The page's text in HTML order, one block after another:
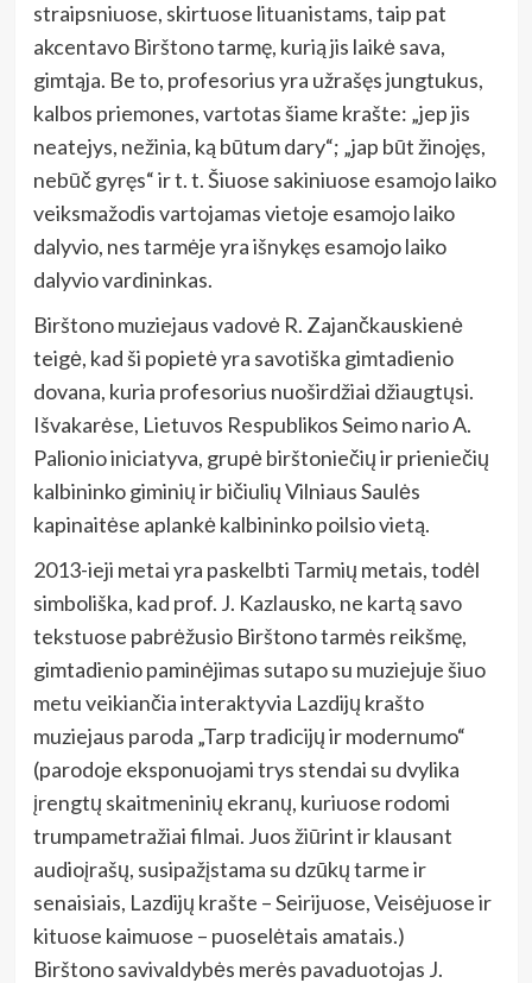
straipsniuose, skirtuose lituanistams, taip pat
akcentavo Birštono tarmę, kurią jis laikė sava,
gimtąja. Be to, profesorius yra užrašęs jungtukus,
kalbos priemones, vartotas šiame krašte: „jep jis
neatejys, nežinia, ką būtum dary“; „jap būt žinojęs,
nebūč gyręs“ ir t. t. Šiuose sakiniuose esamojo laiko
veiksmažodis vartojamas vietoje esamojo laiko
dalyvio, nes tarmėje yra išnykęs esamojo laiko
dalyvio vardininkas.
Birštono muziejaus vadovė R. Zajančkauskienė
teigė, kad ši popietė yra savotiška gimtadienio
dovana, kuria profesorius nuoširdžiai džiaugtųsi.
Išvakarėse, Lietuvos Respublikos Seimo nario A.
Palionio iniciatyva, grupė birštoniečių ir prieniečių
kalbininko giminių ir bičiulių Vilniaus Saulės
kapinaitėse aplankė kalbininko poilsio vietą.
2013-ieji metai yra paskelbti Tarmių metais, todėl
simboliška, kad prof. J. Kazlausko, ne kartą savo
tekstuose pabrėžusio Birštono tarmės reikšmę,
gimtadienio paminėjimas sutapo su muziejuje šiuo
metu veikiančia interaktyvia Lazdijų krašto
muziejaus paroda „Tarp tradicijų ir modernumo“
(parodoje eksponuojami trys stendai su dvylika
įrengtų skaitmeninių ekranų, kuriuose rodomi
trumpametražiai filmai. Juos žiūrint ir klausant
audioįrašų, susipažįstama su dzūkų tarme ir
senaisiais, Lazdijų krašte – Seirijuose, Veisėjuose ir
kituose kaimuose – puoselėtais amatais.)
Birštono savivaldybės merės pavaduotojas J.